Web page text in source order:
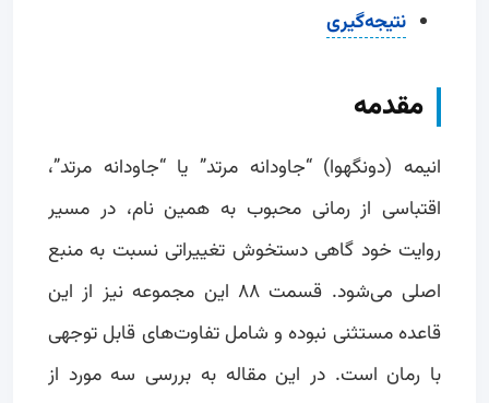
نتیجه‌گیری
مقدمه
انیمه (دونگهوا) “جاودانه مرتد” یا “جاودانه مرتد”،
اقتباسی از رمانی محبوب به همین نام، در مسیر
روایت خود گاهی دستخوش تغییراتی نسبت به منبع
اصلی می‌شود. قسمت ۸۸ این مجموعه نیز از این
قاعده مستثنی نبوده و شامل تفاوت‌های قابل توجهی
با رمان است. در این مقاله به بررسی سه مورد از